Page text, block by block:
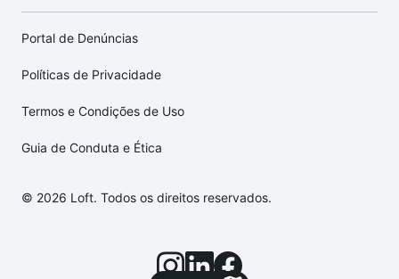
Portal de Denúncias
Políticas de Privacidade
Termos e Condições de Uso
Guia de Conduta e Ética
© 2026 Loft. Todos os direitos reservados.